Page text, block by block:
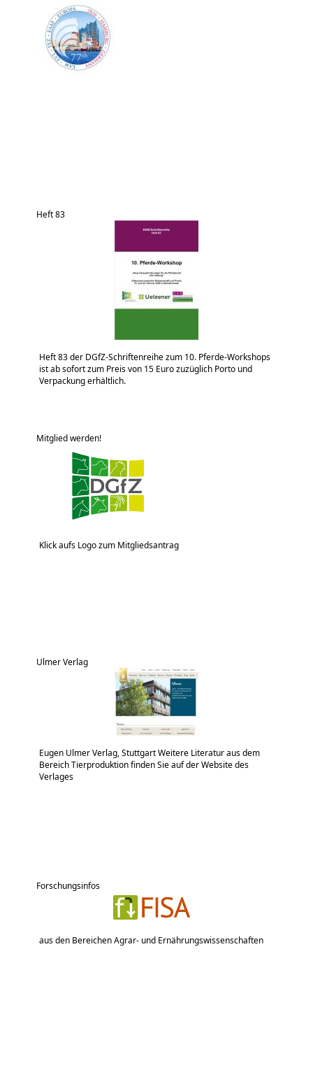
Heft 83
Heft 83 der DGfZ-Schriftenreihe zum 10. Pferde-Workshops
ist ab sofort zum Preis von 15 Euro zuzüglich Porto und
Verpackung erhältlich.
Mitglied werden!
Klick aufs Logo zum Mitgliedsantrag
Ulmer Verlag
Eugen Ulmer Verlag, Stuttgart Weitere Literatur aus dem
Bereich Tierproduktion finden Sie auf der Website des
Verlages
Forschungsinfos
aus den Bereichen Agrar- und Ernährungswissenschaften